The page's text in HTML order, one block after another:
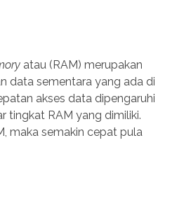
atau (RAM) merupakan
data sementara yang ada di
akses data dipengaruhi
tingkat RAM yang dimiliki.
maka semakin cepat pula